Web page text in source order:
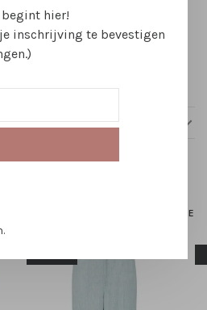
HOMEPAGE
hier!
je inschrijving te bevestigen